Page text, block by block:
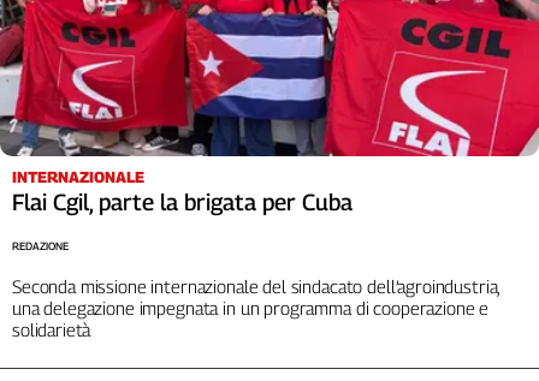
INTERNAZIONALE
Flai Cgil, parte la brigata per Cuba
Seconda missione internazionale del sindacato dell’agroindustria,
una delegazione impegnata in un programma di cooperazione e
solidarietà
REDAZIONE